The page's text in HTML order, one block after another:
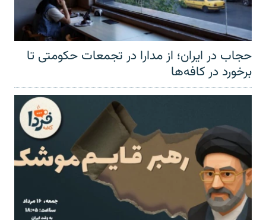
حجاب در ایران؛ از مدارا در تجمعات حکومتی تا
برخورد در کافه‌ها